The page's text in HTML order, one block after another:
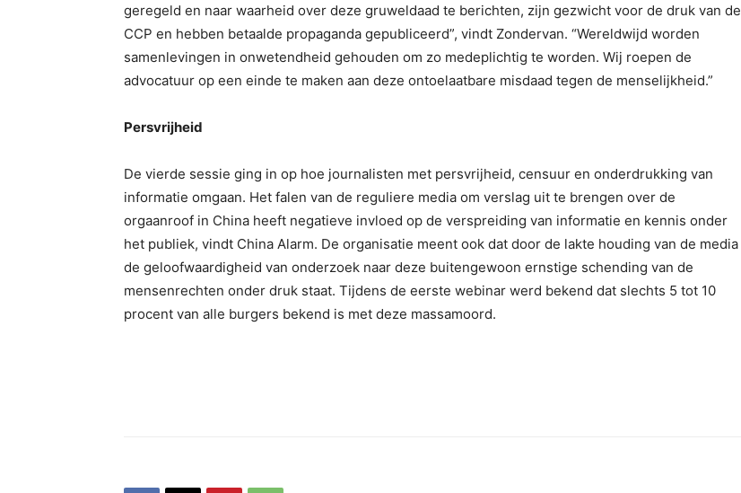
geregeld en naar waarheid over deze gruweldaad te berichten, zijn gezwicht voor de druk van de
CCP en hebben betaalde propaganda gepubliceerd”, vindt Zondervan. “Wereldwijd worden
samenlevingen in onwetendheid gehouden om zo medeplichtig te worden. Wij roepen de
advocatuur op een einde te maken aan deze ontoelaatbare misdaad tegen de menselijkheid.”
Persvrijheid
De vierde sessie ging in op hoe journalisten met persvrijheid, censuur en onderdrukking van
informatie omgaan. Het falen van de reguliere media om verslag uit te brengen over de
orgaanroof in China heeft negatieve invloed op de verspreiding van informatie en kennis onder
het publiek, vindt China Alarm. De organisatie meent ook dat door de lakte houding van de media
de geloofwaardigheid van onderzoek naar deze buitengewoon ernstige schending van de
mensenrechten onder druk staat. Tijdens de eerste webinar werd bekend dat slechts 5 tot 10
procent van alle burgers bekend is met deze massamoord.